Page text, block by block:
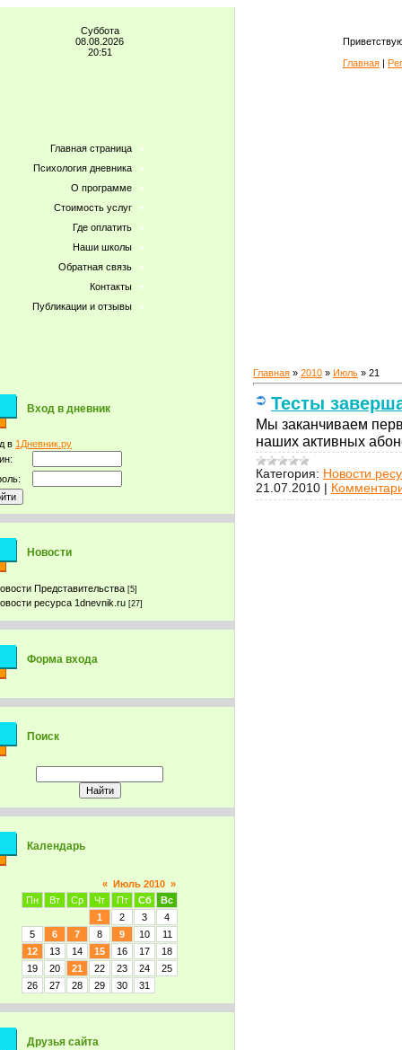
Суббота
08.08.2026
20:51
Главная страница
Психология дневника
О программе
Стоимость услуг
Где оплатить
Наши школы
Обратная связь
Контакты
Публикации и отзывы
Вход в дневник
в 1Дневник.ру
Новости
Представительства [5]
ресурса 1dnevnik.ru [27]
Форма входа
Поиск
Календарь
« Июль 2010 »
Пн
Вт Ср Чт Пт Сб
Вс
1
2 3
4
5
6 7 8 9 10
11
12
13 14 15 16 17
18
19
20 21 22 23 24
25
26
27 28 29 30 31
Друзья сайта
Главная |
Главная » 2010 » Июль » 21
Тесты
Мы заканчиваем
наших активных
Категория: Новости
21.07.2010 |